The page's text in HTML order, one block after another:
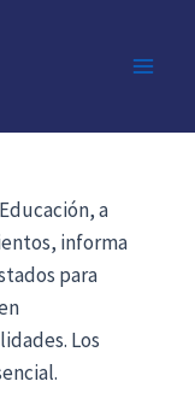
a
informa
para
Los